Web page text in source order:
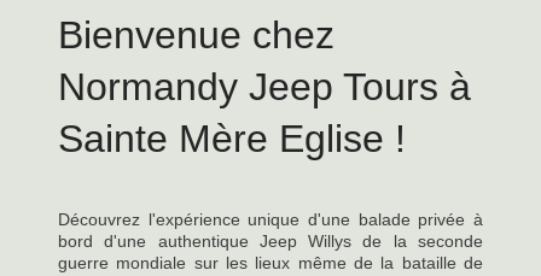
Bienvenue chez
Normandy Jeep Tours à
Sainte Mère Eglise !
Découvrez l'expérience unique d'une balade privée à
bord d'une authentique Jeep Willys de la seconde
guerre mondiale sur les lieux même de la bataille de